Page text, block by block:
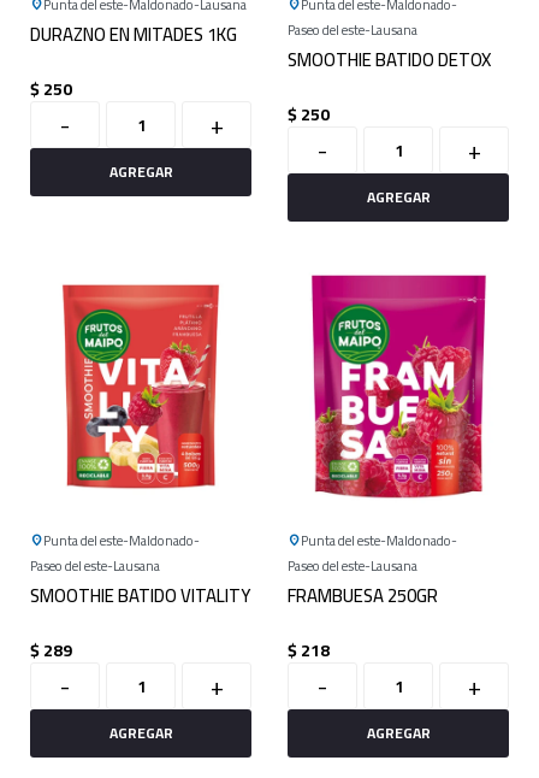
DURAZNO EN MITADES 1KG
$250
- +
Paseo del este Lausana
SMOOTHIE BATIDO DETOX
$250
- +
Punta del este Maldonado
Paseo del este Lausana
SMOOTHIE BATIDO VITALITY
$289
- +
Punta del este Maldonado
Paseo del este Lausana
FRAMBUESA 250GR
$218
- +